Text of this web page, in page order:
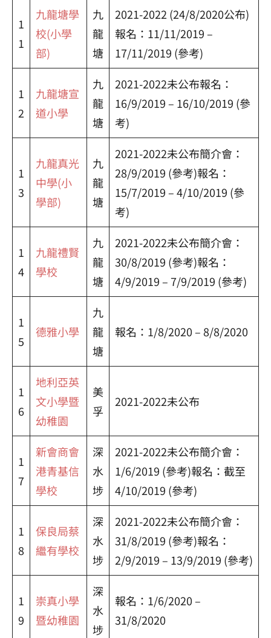
1
1
九龍塘學
校(小學
部)
九
龍
塘
2021-2022 (24/8/2020公布)
報名：11/11/2019 –
17/11/2019 (參考)
1
2
九龍塘宣
道小學
九
龍
塘
2021-2022未公布報名：
16/9/2019 – 16/10/2019 (參
考)
1
3
九龍真光
中學(小
學部)
九
龍
塘
2021-2022未公布簡介會：
28/9/2019 (參考)報名：
15/7/2019 – 4/10/2019 (參
考)
1
4
九龍禮賢
學校
九
龍
塘
2021-2022未公布簡介會：
30/8/2019 (參考)報名：
4/9/2019 – 7/9/2019 (參考)
1
5
德雅小學
九
龍
塘
報名：1/8/2020 – 8/8/2020
1
6
地利亞英
文小學暨
幼稚園
美
孚
2021-2022未公布
1
7
新會商會
港青基信
學校
深
水
埗
2021-2022未公布簡介會：
1/6/2019 (參考)報名：截至
4/10/2019 (參考)
1
8
保良局蔡
繼有學校
深
水
埗
2021-2022未公布簡介會：
31/8/2019 (參考)報名：
2/9/2019 – 13/9/2019 (參考)
1
9
崇真小學
暨幼稚園
深
水
埗
報名：1/6/2020 –
31/8/2020